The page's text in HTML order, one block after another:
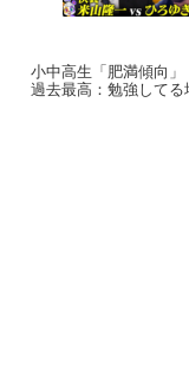
小中高生「肥満傾向
過去最高：勉強してる